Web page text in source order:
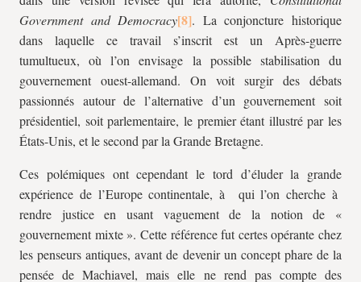
Government and Democracy
. La conjoncture historique
dans laquelle ce travail s’inscrit est un Après-guerre
tumultueux, où l’on envisage la possible stabilisation du
gouvernement ouest-allemand. On voit surgir des débats
passionnés autour de l’alternative d’un gouvernement soit
présidentiel, soit parlementaire, le premier étant illustré par les
États-Unis, et le second par la Grande Bretagne.
Ces polémiques ont cependant le tord d’éluder la grande
expérience de l’Europe continentale, à qui l’on cherche à
rendre justice en usant vaguement de la notion de «
gouvernement mixte ». Cette référence fut certes opérante chez
les penseurs antiques, avant de devenir un concept phare de la
pensée de Machiavel, mais elle ne rend pas compte des